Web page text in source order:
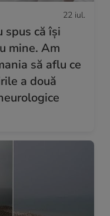
22 iul.
spus că își
mine. Am
să aflu ce
a două